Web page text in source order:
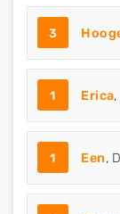
3
1 Erica
1 Een,